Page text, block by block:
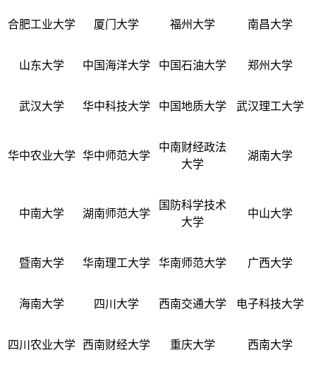
合肥工业大学 厦门大学 福州大学 南昌大学
山东大学 中国海洋大学 中国石油大学 郑州大学
武汉大学 华中科技大学 中国地质大学 武汉理工大学
华中农业大学 华中师范大学
中南财经政法
大学
湖南大学
中南大学 湖南师范大学
国防科学技术
大学
中山大学
暨南大学 华南理工大学 华南师范大学 广西大学
海南大学 四川大学 西南交通大学 电子科技大学
四川农业大学 西南财经大学 重庆大学 西南大学